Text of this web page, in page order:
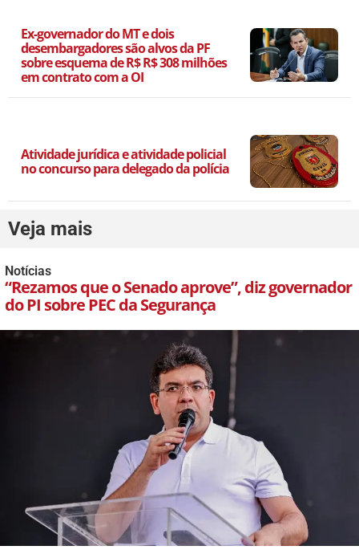
Ex-governador do MT e dois
desembargadores são alvos da PF
sobre esquema de R$ R$ 308 milhões
em contrato com a OI
Atividade jurídica e atividade policial
no concurso para delegado da polícia
Veja mais
Notícias
“Rezamos que o Senado aprove”, diz governador
do PI sobre PEC da Segurança